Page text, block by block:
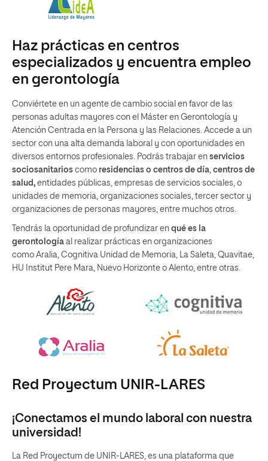
Haz prácticas en centros
especializados y encuentra empleo
en gerontología
Conviértete en un agente de cambio social en favor de las
personas adultas mayores con el Máster en Gerontología y
Atención Centrada en la Persona y las Relaciones. Accede a un
sector con una alta demanda laboral y con oportunidades en
diversos entornos profesionales. Podrás trabajar en servicios
sociosanitarios como residencias o centros de día, centros de
salud, entidades públicas, empresas de servicios sociales, o
unidades de memoria, organizaciones sociales, tercer sector y
organizaciones de personas mayores, entre muchos otros.
Tendrás la oportunidad de profundizar en qué es la
gerontología al realizar prácticas en organizaciones
como Aralia, Cognitiva Unidad de Memoria, La Saleta, Quavitae,
HU Institut Pere Mara, Nuevo Horizonte o Alento, entre otras.
Red Proyectum UNIR-LARES
¡Conectamos el mundo laboral con nuestra
universidad!
La Red Proyectum de UNIR-LARES, es una plataforma que